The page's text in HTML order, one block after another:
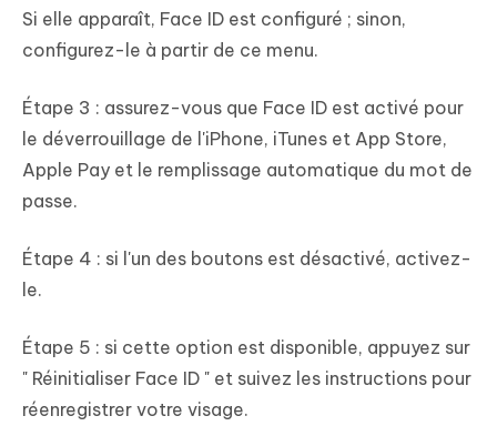
Si elle apparaît, Face ID est configuré ; sinon,
configurez-le à partir de ce menu.
Étape 3 : assurez-vous que Face ID est activé pour
le déverrouillage de l'iPhone, iTunes et App Store,
Apple Pay et le remplissage automatique du mot de
passe.
Étape 4 : si l'un des boutons est désactivé, activez-
le.
Étape 5 : si cette option est disponible, appuyez sur
" Réinitialiser Face ID " et suivez les instructions pour
réenregistrer votre visage.